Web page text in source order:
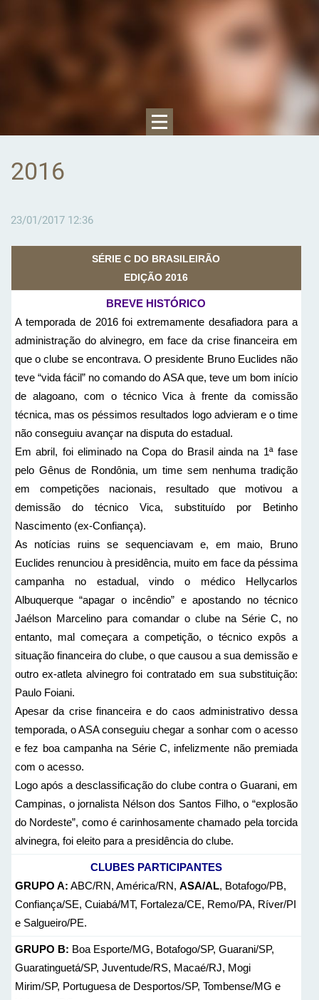
2016
23/01/2017 12:36
SÉRIE C DO BRASILEIRÃO
EDIÇÃO 2016
BREVE HISTÓRICO
A temporada de 2016 foi extremamente desafiadora para a
administração do alvinegro, em face da crise financeira em
que o clube se encontrava. O presidente Bruno Euclides não
teve “vida fácil” no comando do ASA que, teve um bom início
de alagoano, com o técnico Vica à frente da comissão
técnica, mas os péssimos resultados logo advieram e o time
não conseguiu avançar na disputa do estadual.
Em abril, foi eliminado na Copa do Brasil ainda na 1ª fase
pelo Gênus de Rondônia, um time sem nenhuma tradição
em competições nacionais, resultado que motivou a
demissão do técnico Vica, substituído por Betinho
Nascimento (ex-Confiança).
As notícias ruins se sequenciavam e, em maio, Bruno
Euclides renunciou à presidência, muito em face da péssima
campanha no estadual, vindo o médico Hellycarlos
Albuquerque “apagar o incêndio” e apostando no técnico
Jaélson Marcelino para comandar o clube na Série C, no
entanto, mal começara a competição, o técnico expôs a
situação financeira do clube, o que causou a sua demissão e
outro ex-atleta alvinegro foi contratado em sua substituição:
Paulo Foiani.
Apesar da crise financeira e do caos administrativo dessa
temporada, o ASA conseguiu chegar a sonhar com o acesso
e fez boa campanha na Série C, infelizmente não premiada
com o acesso.
Logo após a desclassificação do clube contra o Guarani, em
Campinas, o jornalista Nélson dos Santos Filho, o “explosão
do Nordeste”, como é carinhosamente chamado pela torcida
alvinegra, foi eleito para a presidência do clube.
CLUBES PARTICIPANTES
GRUPO A: ABC/RN, América/RN, ASA/AL, Botafogo/PB,
Confiança/SE, Cuiabá/MT, Fortaleza/CE, Remo/PA, Ríver/PI
e Salgueiro/PE.
GRUPO B: Boa Esporte/MG, Botafogo/SP, Guarani/SP,
Guaratinguetá/SP, Juventude/RS, Macaé/RJ, Mogi
Mirim/SP, Portuguesa de Desportos/SP, Tombense/MG e